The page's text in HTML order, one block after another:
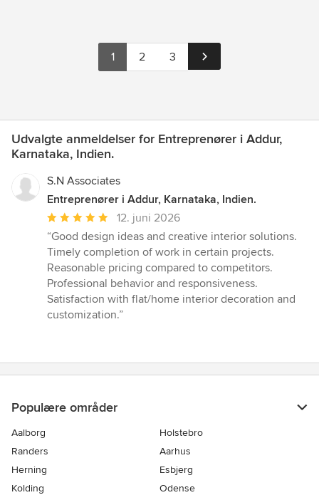
1 2 3
Udvalgte anmeldelser for Entreprenører i Addur,
Karnataka, Indien.
S.N Associates
Entreprenører i Addur, Karnataka, Indien.
Gennemsnitlig
bedømmelse:
5
ud
af
5
stjerner
12. juni 2026
“Good design ideas and creative interior solutions.
Timely completion of work in certain projects.
Reasonable pricing compared to competitors.
Professional behavior and responsiveness.
Satisfaction with flat/home interior decoration and
customization.”
Populære områder
Aalborg
Holstebro
Randers
Aarhus
Herning
Esbjerg
Kolding
Odense